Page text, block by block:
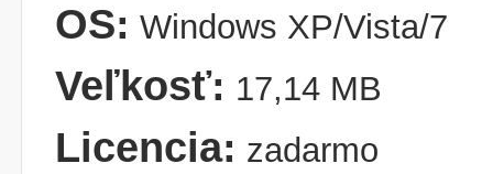
OS: Windows XP/Vista/7
Veľkosť: 17,14 MB
Licencia: zadarmo